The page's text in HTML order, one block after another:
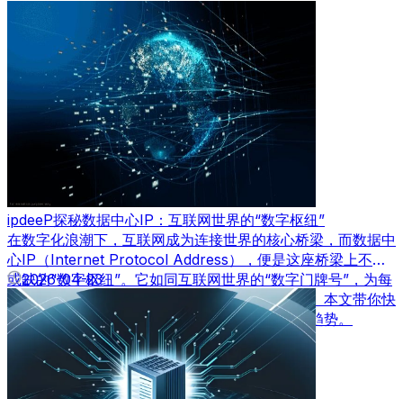
ipdeeP探秘数据中心IP：互联网世界的“数字枢纽”
在数字化浪潮下，互联网成为连接世界的核心桥梁，而数据中
心IP（Internet Protocol Address），便是这座桥梁上不可
或缺的“数字枢纽”。它如同互联网世界的“数字门牌号”，为每
一台联网设备赋予唯一标识，保障数据精准传输。本文带你快
速了解数据中心IP的核心价值、应用场景及发展趋势。
2026-04-23